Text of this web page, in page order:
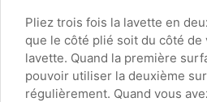
Pliez trois fois la lavette en
que le côté plié soit du côté
lavette. Quand la première
pouvoir utiliser la deuxième
régulièrement. Quand vous